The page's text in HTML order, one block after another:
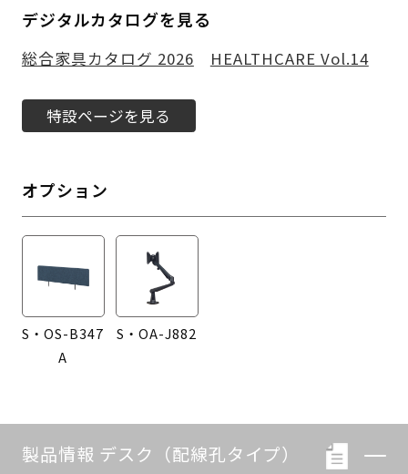
デジタルカタログを見る
総合家具カタログ 2026 HEALTHCARE Vol.14
特設ページを見る
オプション
S・OS-B347
A
S・OA-J882
製品情報 デスク（配線孔タイプ）